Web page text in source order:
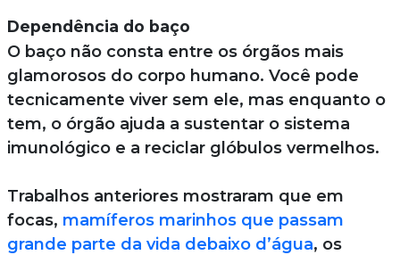
Dependência do baço
O baço não consta entre os órgãos mais
glamorosos do corpo humano. Você pode
tecnicamente viver sem ele, mas enquanto o
tem, o órgão ajuda a sustentar o sistema
imunológico e a reciclar glóbulos vermelhos.
Trabalhos anteriores mostraram que em
focas, mamíferos marinhos que passam
grande parte da vida debaixo d’água, os